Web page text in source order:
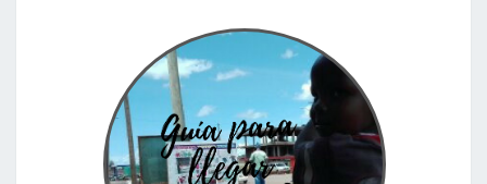
LEER MÁS
Guía para llegar a Kenia
Kenia 03.03.2018 Información general sobre el país
Nombre oficial: República de Kenia. En suajili: Jamhuri